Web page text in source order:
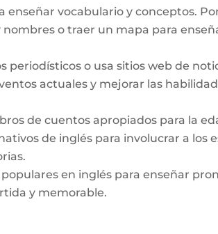
enseñar vocabulario y conceptos.
o traer un mapa para
periodísticos o usa sitios web de
actuales y mejorar las
de cuentos apropiados para la
de inglés para involucrar a los
en inglés para enseñar
y memorable.